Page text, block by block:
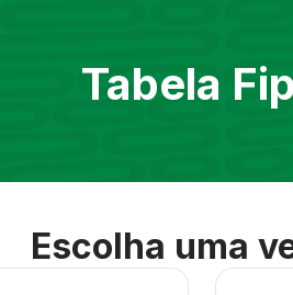
Tabela
Escolha uma